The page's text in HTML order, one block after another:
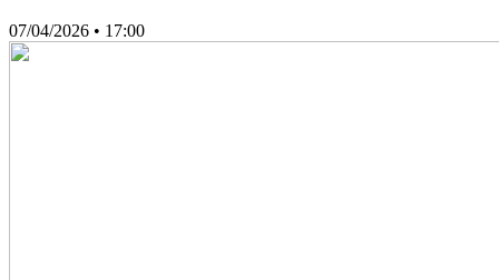
07/04/2026 • 17:00